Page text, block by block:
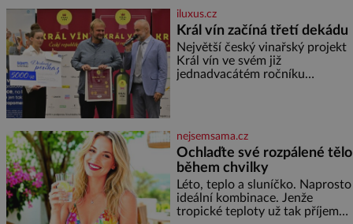
dobyvatelské hordy zastavit. Co
nedokáže žádná z asijských říší,
co nedokážou Němci – to
dokáže český král. Nebo že by
ne? Mongolové od roku 1223
postupují podél Kaspického a
iluxus.cz
Král vín začíná třetí dekádu
Největší český vinařský projekt
Král vín ve svém již
jednadvacátém ročníku
nejsemsama.cz
Ochlaďte své rozpálené tělo
během chvilky
Léto, teplo a sluníčko. Naprosto
ideální kombinace. Jenže
tropické teploty už tak příjemné